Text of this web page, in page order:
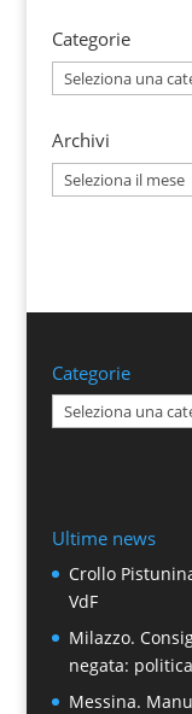
Categorie
Categorie
Archivi
Archivi
Categorie
Categorie
Ultime news
Crollo
VdF
Milazzo.
negata:
Messina.